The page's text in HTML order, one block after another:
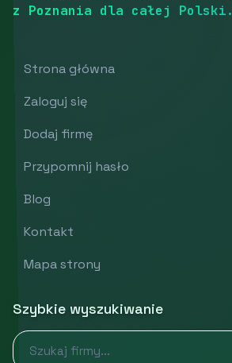
z Poznania dla całej Polski.
Strona główna
Zaloguj się
Dodaj firmę
Przypomnij hasło
Blog
Kontakt
Mapa strony
Szybkie wyszukiwanie